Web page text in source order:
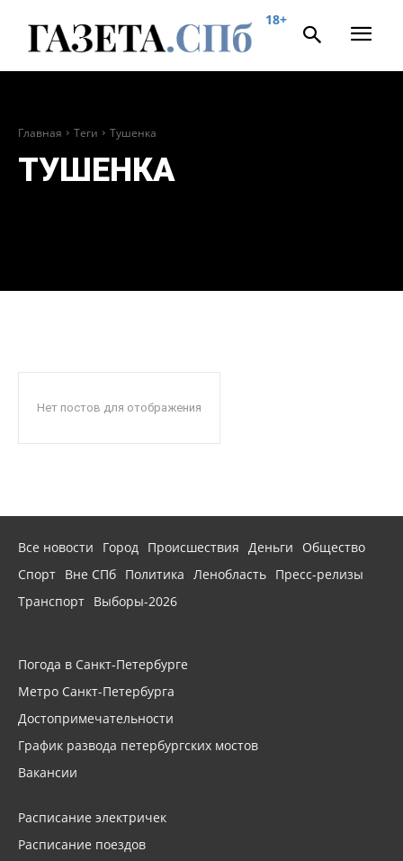
18+
Главная Теги Тушенка
ТУШЕНКА
Нет постов для отображения
Все новости Город Происшествия Деньги
Общество
Спорт Вне СПб Политика Ленобласть Пресс-релизы
Транспорт Выборы-2026
Погода в Санкт-Петербурге
Метро Санкт-Петербурга
Достопримечательности
График развода петербургских мостов
Вакансии
Расписание электричек
Расписание поездов